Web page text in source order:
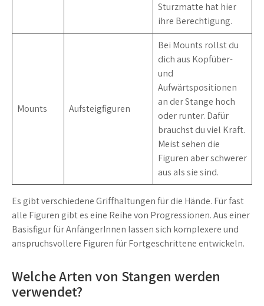
Sturzmatte hat hier
ihre Berechtigung.
Mounts Aufsteigfiguren
Bei Mounts rollst du
dich aus Kopfüber-
und
Aufwärtspositionen
an der Stange hoch
oder runter. Dafür
brauchst du viel Kraft.
Meist sehen die
Figuren aber schwerer
aus als sie sind.
Es gibt verschiedene Griffhaltungen für die Hände. Für fast
alle Figuren gibt es eine Reihe von Progressionen. Aus einer
Basisfigur für AnfängerInnen lassen sich komplexere und
anspruchsvollere Figuren für Fortgeschrittene entwickeln.
Welche Arten von Stangen werden
verwendet?